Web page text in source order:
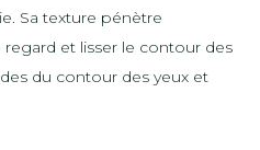
Sa texture pénètre
et lisser le contour des
du contour des yeux et